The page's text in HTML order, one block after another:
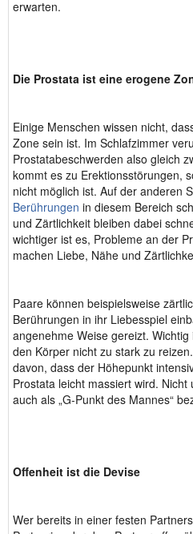
erwarten.
Die Prostata ist eine erogene
Einige Menschen wissen nicht,
Zone sein ist. Im Schlafzimmer
Prostatabeschwerden also gleich
kommt es zu Erektionsstörungen,
nicht möglich ist. Auf der anderen
Berührungen in diesem Bereich
und Zärtlichkeit bleiben dabei
wichtiger ist es, Probleme an der
machen Liebe, Nähe und
Paare können beispielsweise
Berührungen in ihr Liebesspiel
angenehme Weise gereizt.
den Körper nicht zu stark zu
davon, dass der Höhepunkt
Prostata leicht massiert wird.
auch als „G-Punkt des Mannes“
Offenheit ist die Devise
Wer bereits in einer festen